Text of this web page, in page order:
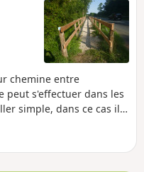
chemine entre
peut s'effectuer dans les
simple, dans ce cas il